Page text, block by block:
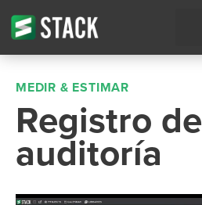
MEDIR & ESTIMAR
Registro de
auditoría